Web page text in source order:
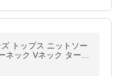
トップス ニットソー
ネック Vネック タート
ーダー柄 手洗いOK 秋